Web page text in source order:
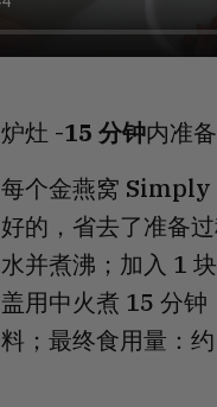
炉灶 -15 分钟内准
每个金燕窝 Simply
好的，省去了准备
水并煮沸；加入 1
盖用中火煮 15 分
料；最终食用量：约